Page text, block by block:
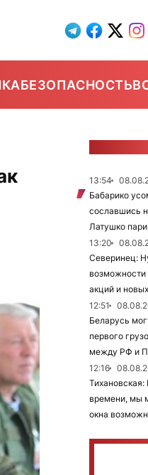
БЕЗОПАСНОСТЬ
13:54
Бабарико
сославшись
Латушко
13:20
Северинец:
возможности
акций и
12:51
Беларусь
первого
между РФ и
12:16
времени, мы
окна